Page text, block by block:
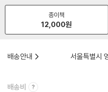
종이책
12,000원
배송안내
서울특별시
배송비